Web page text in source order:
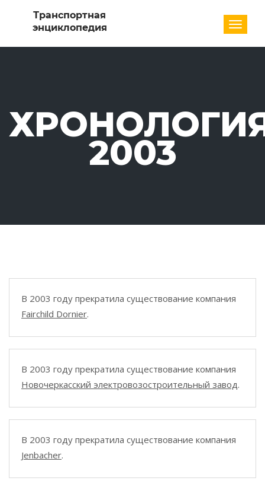
2003
В 2003 году прекратила существование компания
Fairchild Dornier.
В 2003 году прекратила существование компания
Новочеркасский электровозостроительный завод.
В 2003 году прекратила существование компания
Jenbacher.